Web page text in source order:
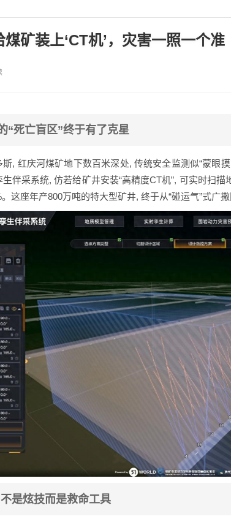
矿装上‘CT机’，灾害一照一个准
“死亡盲区”终于有了克星
, 红庆河煤矿地下数百米深处, 传统安全监测似“蒙眼
伴采系统, 仿若给矿井安装“高精度CT机”, 可实时扫
这座年产800万吨的特大型矿井, 终于从“碰运气”式广撒
不是炫技而是救命工具